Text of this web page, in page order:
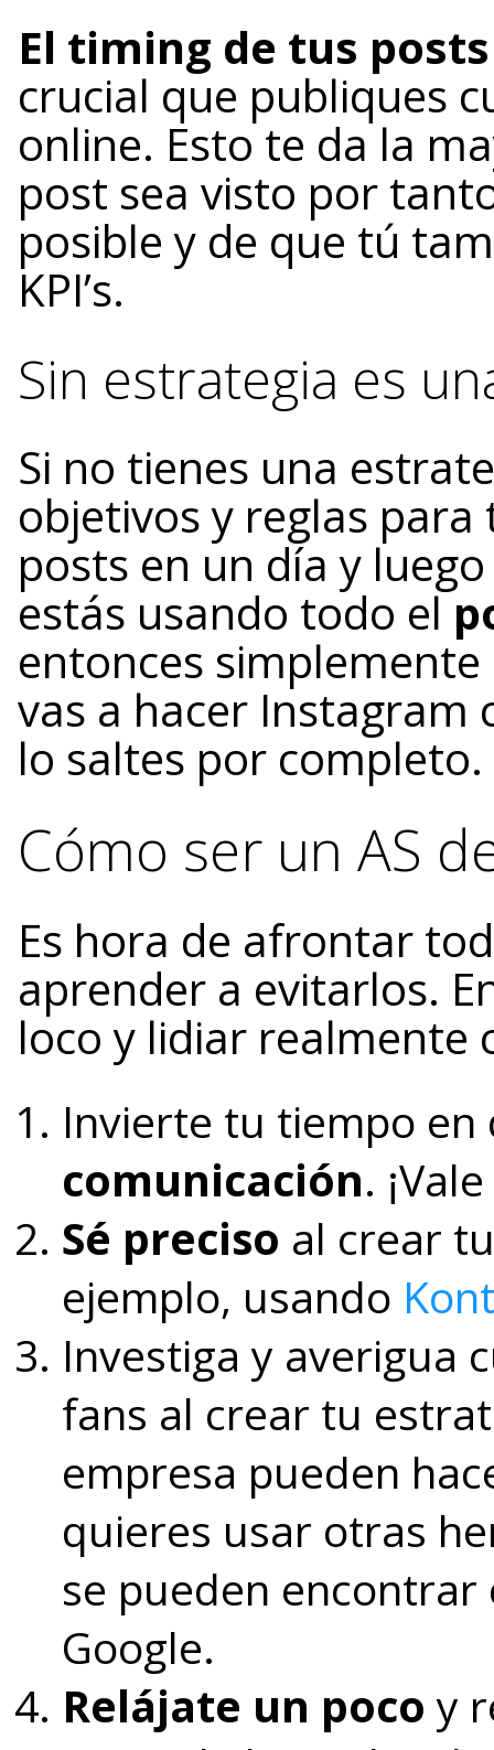
El timing de tus
crucial que publiques
online. Esto te da la
post sea visto por
posible y de que tú
KPI’s.
Sin estrategia es
Si no tienes una
objetivos y reglas
posts en un día y
estás usando todo el
entonces
vas a hacer
lo saltes por completo.
Cómo ser un AS
Es hora de afrontar
aprender a evitarlos.
loco y lidiar realmente
Invierte tu tiempo
comunicación.
Sé preciso al crear
ejemplo, usando
Investiga y averigua
fans al crear tu
empresa pueden
quieres usar otras
se pueden
Google.
Relájate un poco y